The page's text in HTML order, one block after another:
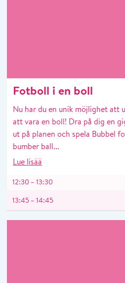
Fotboll i en boll
Nu har du en unik möjlighet att
att vara en boll! Dra på dig en
ut på planen och spela Bubbel
bumber ball...
Lue lisää
12:30 – 13:30
13:45 – 14:45